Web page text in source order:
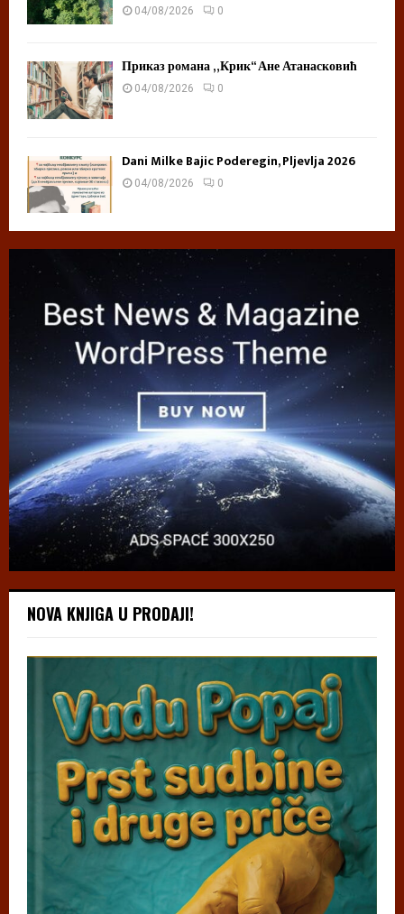
04/08/2026 0
Приказ романа „Крик“ Ане Атанасковић
04/08/2026 0
Dani Milke Bajic Poderegin, Pljevlja 2026
04/08/2026 0
NOVA KNJIGA U PRODAJI!